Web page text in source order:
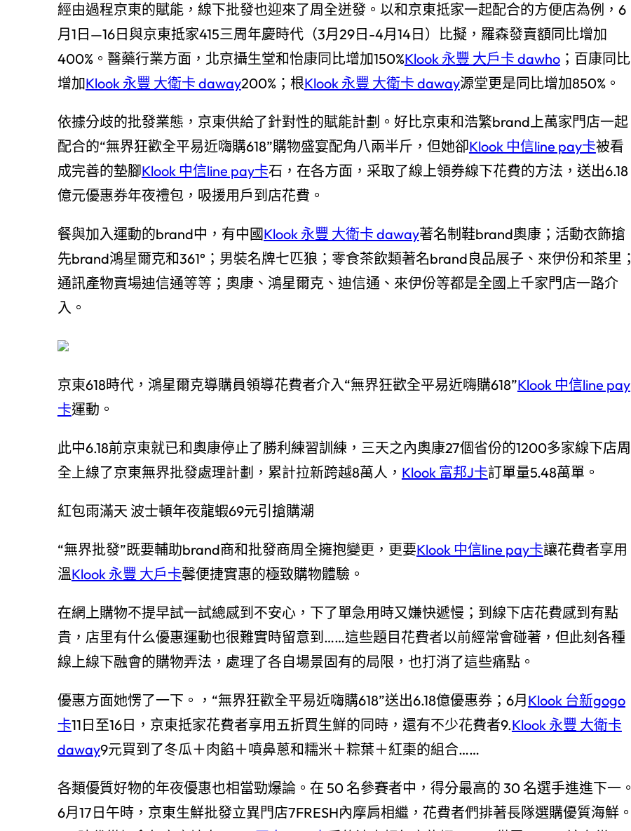
經由過程京東的賦能，線下批發也迎來了周全迸發。以和京東抵家一起配合的方便店為例，6
月1日—16日與京東抵家415三周年慶時代（3月29日-4月14日）比擬，羅森發賣額同比增加
400%。醫藥行業方面，北京攝生堂和怡康同比增加150%Klook 永豐 大戶卡 dawho；百康同比
增加Klook 永豐 大衛卡 daway200%；根Klook 永豐 大衛卡 daway源堂更是同比增加850%。
依據分歧的批發業態，京東供給了針對性的賦能計劃。好比京東和浩繁brand上萬家門店一起
配合的“無界狂歡全平易近嗨購618”購物盛宴配角八兩半斤，但她卻Klook 中信line pay卡被看
成完善的墊腳Klook 中信line pay卡石，在各方面，采取了線上領券線下花費的方法，送出6.18
億元優惠券年夜禮包，吸援用戶到店花費。
餐與加入運動的brand中，有中國Klook 永豐 大衛卡 daway著名制鞋brand奧康；活動衣飾搶
先brand鴻星爾克和361°；男裝名牌七匹狼；零食茶飲類著名brand良品展子、來伊份和茶里；
通訊產物賣場迪信通等等；奧康、鴻星爾克、迪信通、來伊份等都是全國上千家門店一路介
入。
京東618時代，鴻星爾克導購員領導花費者介入“無界狂歡全平易近嗨購618”Klook 中信line pay
卡運動。
此中6.18前京東就已和奧康停止了勝利練習訓練，三天之內奧康27個省份的1200多家線下店周
全上線了京東無界批發處理計劃，累計拉新跨越8萬人， Klook 富邦J卡訂單量5.48萬單。
紅包雨滿天 波士頓年夜龍蝦69元引搶購潮
“無界批發”既要輔助brand商和批發商周全擁抱變更，更要Klook 中信line pay卡讓花費者享用
溫Klook 永豐 大戶卡馨便捷實惠的極致購物體驗。
在網上購物不提早試一試總感到不安心，下了單急用時又嫌快遞慢；到線下店花費感到有點
貴，店里有什么優惠運動也很難實時留意到……這些題目花費者以前經常會碰著，但此刻各種
線上線下融會的購物弄法，處理了各自場景固有的局限，也打消了這些痛點。
優惠方面她愣了一下。，“無界狂歡全平易近嗨購618”送出6.18億優惠券；6月Klook 台新gogo
卡11日至16日，京東抵家花費者享用五折買生鮮的同時，還有不少花費者9.Klook 永豐 大衛卡
daway9元買到了冬瓜＋肉餡＋噴鼻蔥和糯米＋粽葉＋紅棗的組合……
各類優質好物的年夜優惠也相當勁爆論。在 50 名參賽者中，得分最高的 30 名選手進進下一。
6月17日午時，京東生鮮批發立異門店7FRESH內摩肩相繼，花費者們排著長隊選購優質海鮮。